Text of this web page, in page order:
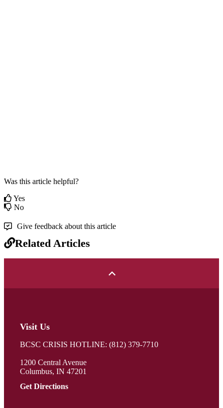
Was this article helpful?
Yes
No
Give feedback about this article
Related Articles
Visit Us
BCSC CRISIS HOTLINE: (812) 379-7710
1200 Central Avenue
Columbus, IN 47201
Get Directions